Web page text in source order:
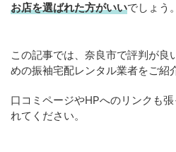
お店を選ばれた方がいいでしょう。
この記事では、奈良市で評判が良
めの振袖宅配レンタル業者をご紹
口コミページやHPへのリンクも
れてください。